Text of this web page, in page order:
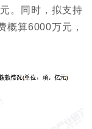
。同时，拟支持
概算6000万元，